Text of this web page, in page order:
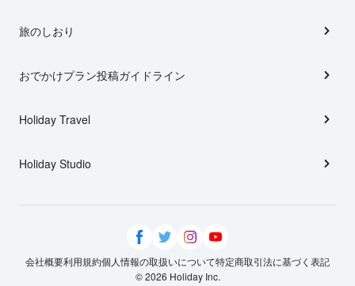
旅のしおり
おでかけプラン投稿ガイドライン
Holiday Travel
Holiday Studio
会社概要利用規約個人情報の取扱いについて特定商取引法に基づく表記
© 2026 Holiday Inc.